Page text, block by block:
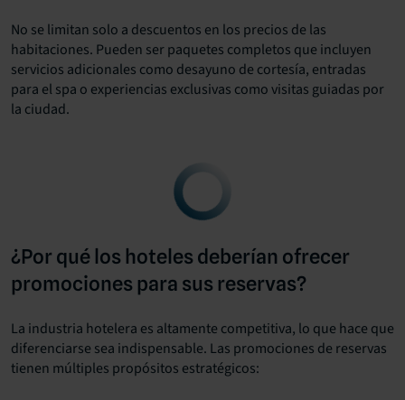
No se limitan solo a descuentos en los precios de las
habitaciones. Pueden ser paquetes completos que incluyen
servicios adicionales como desayuno de cortesía, entradas
para el spa o experiencias exclusivas como visitas guiadas por
la ciudad.
¿Por qué los hoteles deberían ofrecer
promociones para sus reservas?
La industria hotelera es altamente competitiva, lo que hace que
diferenciarse sea indispensable. Las promociones de reservas
tienen múltiples propósitos estratégicos: